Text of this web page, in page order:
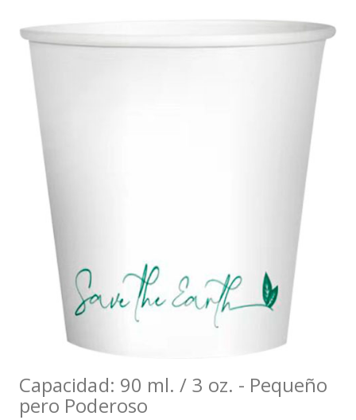
Capacidad: 90 ml. / 3 oz. - Pequeño
pero Poderoso